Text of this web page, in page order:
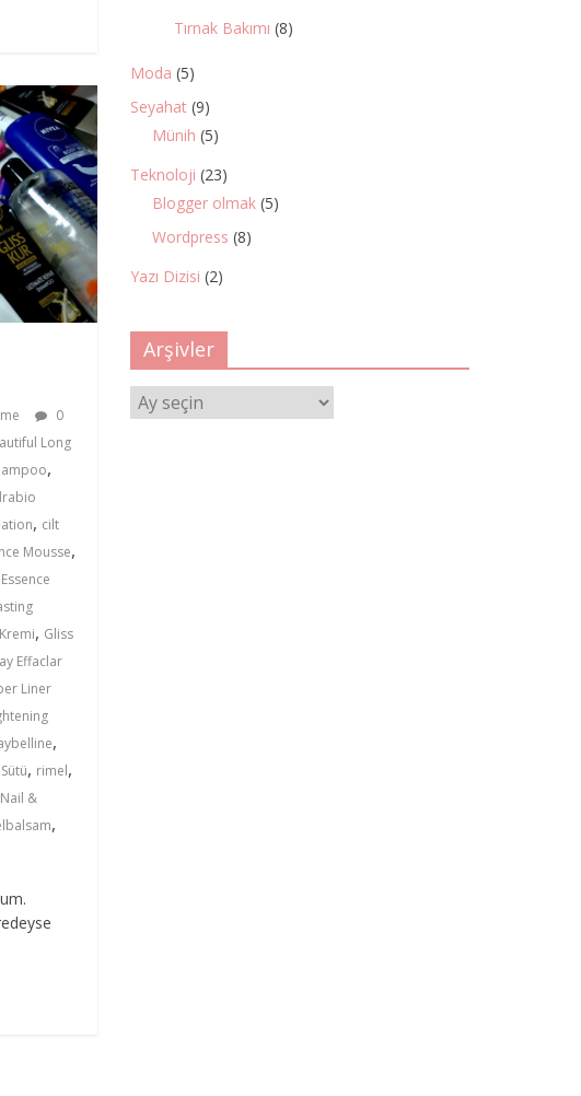
0
Long
,
, cilt
Mousse,
Essence
, Gliss
Effaclar
Liner
,
, rimel,
&
,
Tırnak Bakımı (8)
Moda (5)
Seyahat (9)
Münih (5)
Teknoloji (23)
Blogger olmak (5)
Wordpress (8)
Yazı Dizisi (2)
Arşivler
Arşivler